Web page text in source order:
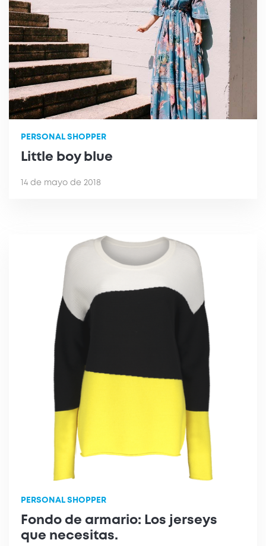
PERSONAL SHOPPER
Little boy blue
14 de mayo de 2018
PERSONAL SHOPPER
Fondo de armario: Los jerseys
que necesitas.